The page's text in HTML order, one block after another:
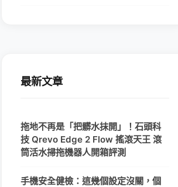
最新文章
拖地不再是「把髒水抹開」！石頭科
技 Qrevo Edge 2 Flow 搖滾天王 滾
筒活水掃拖機器人開箱評測
手機安全健檢：這幾個設定沒關，個